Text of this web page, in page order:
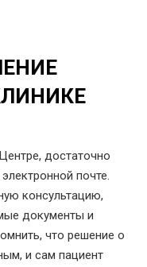
достаточно
почте.
консультацию,
документы и
что решение о
и сам пациент